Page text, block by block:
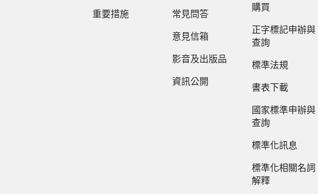
重要措施 常見問答
意見信箱
影音及出版品
資訊公開
購買
正字標記申辦與
查詢
標準法規
書表下載
國家標準申辦與
查詢
標準化訊息
標準化相關名詞
解釋